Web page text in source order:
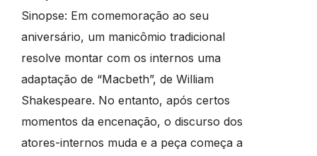
Sinopse: Em comemoração ao seu
aniversário, um manicômio tradicional
resolve montar com os internos uma
adaptação de “Macbeth”, de William
Shakespeare. No entanto, após certos
momentos da encenação, o discurso dos
atores-internos muda e a peça começa a